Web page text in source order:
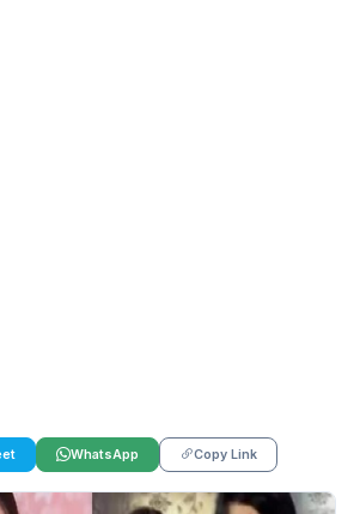
WhatsApp Copy Link